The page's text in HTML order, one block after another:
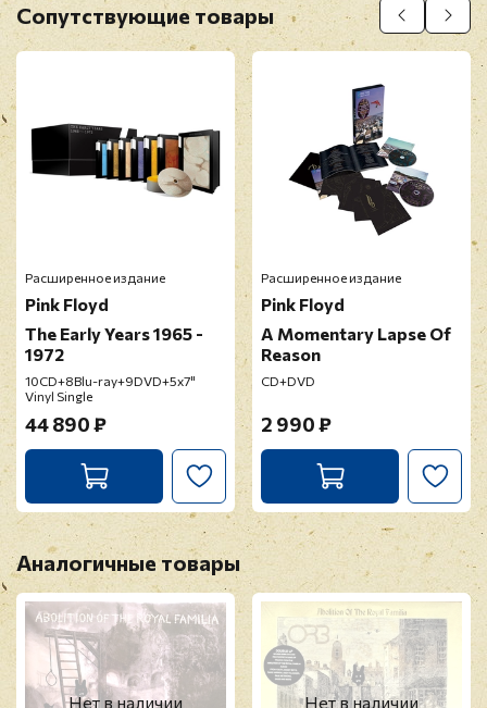
Прикрепить фото
Оставить отзыв
Перед публикацией отзывы проходят
Сопутствующие товары
Расширенное издание
Pink Floyd
The Early Years 1965 -
1972
10CD+8Blu-ray+9DVD+5x7"
Vinyl Single
44 890 ₽
Расширенное издание
Pink Floyd
A Momentary Lapse Of
Reason
CD+DVD
2 990 ₽
Аналогичные товары
Нет в наличии Нет в наличии